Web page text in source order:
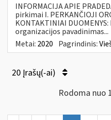
INFORMACIJA APIE
pirkimai I. PERKANČIOJI
KONTAKTINIAI
organizacijos pavadinimas...
Metai: 2020 Pagrindinis:
20 Įrašų(-ai)
Rodoma nuo